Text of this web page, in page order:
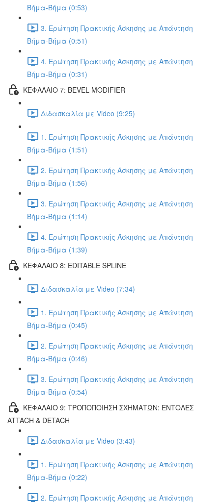
Βήμα-Βήμα (0:53)
3. Ερώτηση Πρακτικής Άσκησης με Απάντηση
Βήμα-Βήμα (0:51)
4. Ερώτηση Πρακτικής Άσκησης με Απάντηση
Βήμα-Βήμα (0:31)
ΚΕΦΑΛΑΙΟ 7: BEVEL MODIFIER
Διδασκαλία με Video (9:25)
1. Ερώτηση Πρακτικής Άσκησης με Απάντηση
Βήμα-Βήμα (1:51)
2. Ερώτηση Πρακτικής Άσκησης με Απάντηση
Βήμα-Βήμα (1:56)
3. Ερώτηση Πρακτικής Άσκησης με Απάντηση
Βήμα-Βήμα (1:14)
4. Ερώτηση Πρακτικής Άσκησης με Απάντηση
Βήμα-Βήμα (1:39)
ΚΕΦΑΛΑΙΟ 8: EDITABLE SPLINE
Διδασκαλία με Video (7:34)
1. Ερώτηση Πρακτικής Άσκησης με Απάντηση
Βήμα-Βήμα (0:45)
2. Ερώτηση Πρακτικής Άσκησης με Απάντηση
Βήμα-Βήμα (0:46)
3. Ερώτηση Πρακτικής Άσκησης με Απάντηση
Βήμα-Βήμα (0:54)
ΚΕΦΑΛΑΙΟ 9: ΤΡΟΠΟΠΟΙΗΣΗ ΣΧΗΜΑΤΩΝ: ΕΝΤΟΛΕΣ
ATTACH & DETACH
Διδασκαλία με Video (3:43)
1. Ερώτηση Πρακτικής Άσκησης με Απάντηση
Βήμα-Βήμα (0:22)
2. Ερώτηση Πρακτικής Άσκησης με Απάντηση